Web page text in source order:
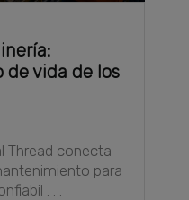
de vida de los
Thread conecta
para
. . .